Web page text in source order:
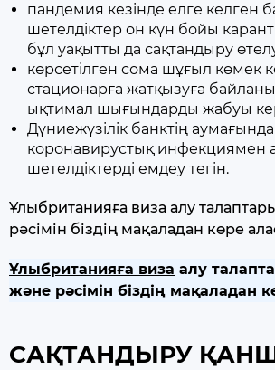
пандемия кезінде елге келген
шетелдіктер он күн бойы
бұл уақытты да сақтандыру
көрсетілген сома шұғыл көмек
стационарға жатқызуға
ықтимал шығындарды жабуы
Дүниежүзілік банктің аумағында
коронавирустық инфекциямен
шетелдіктерді емдеу тегін.
Ұлыбританияға виза алу
рәсімін біздің мақаладан көре
Ұлыбританияға виза алу
және рәсімін біздің мақаладан
САҚТАНДЫРУ